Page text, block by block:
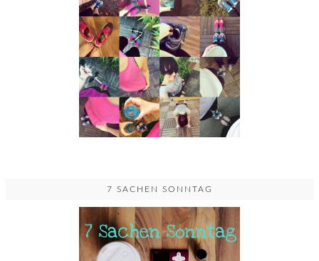
7 SACHEN SONNTAG